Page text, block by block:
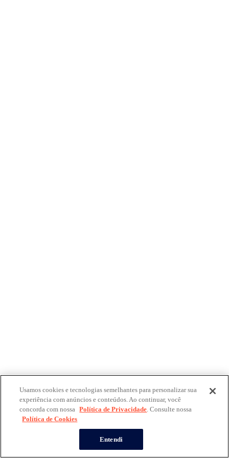
Usamos cookies e tecnologias semelhantes para personalizar sua
experiência com anúncios e conteúdos. Ao continuar, você
concorda com nossa Política de Privacidade. Consulte nossa
Política de Cookies
Entendi